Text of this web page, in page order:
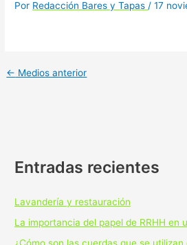
Por Redacción Bares y Tapas/17
← Medios anterior
Entradas recientes
Lavandería y restauración
La importancia del papel de RRHH en